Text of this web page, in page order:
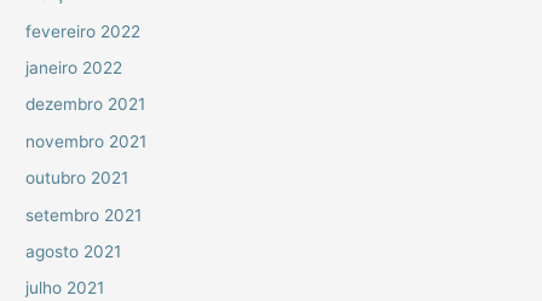
fevereiro 2022
janeiro 2022
dezembro 2021
novembro 2021
outubro 2021
setembro 2021
agosto 2021
julho 2021